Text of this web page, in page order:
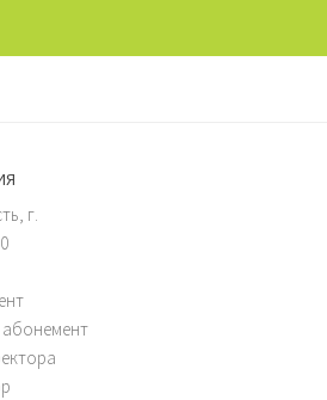
г.
абонемент